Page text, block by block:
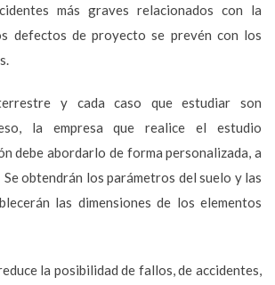
más graves relacionados con la
defectos de proyecto se prevén con los
y cada caso que estudiar son
la empresa que realice el estudio
debe abordarlo de forma personalizada, a
obtendrán los parámetros del suelo y las
las dimensiones de los elementos
la posibilidad de fallos, de accidentes,